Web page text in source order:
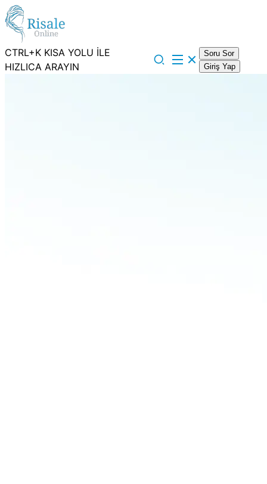
CTRL+K KISA YOLU İLE
HIZLICA ARAYIN
Soru Sor
Giriş Yap